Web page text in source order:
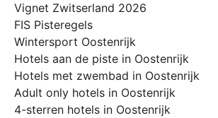
Vignet Zwitserland 2026
FIS Pisteregels
Wintersport Oostenrijk
Hotels aan de piste in Oostenrijk
Hotels met zwembad in Oostenrijk
Adult only hotels in Oostenrijk
4-sterren hotels in Oostenrijk